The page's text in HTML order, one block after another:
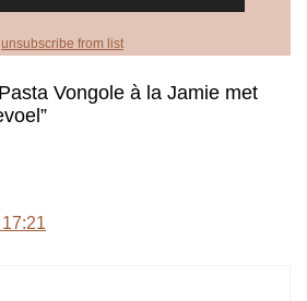
unsubscribe from list
Vongole à la Jamie met